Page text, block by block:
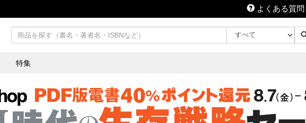
よくある質問
特集